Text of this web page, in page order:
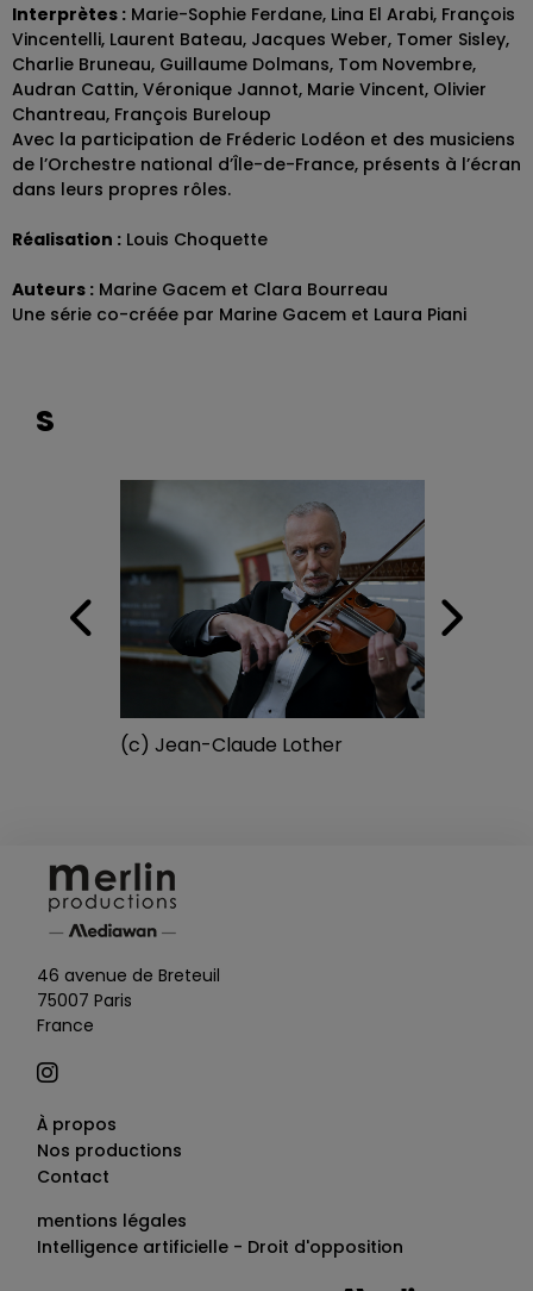
Interprètes : Marie-Sophie Ferdane, Lina El Arabi, François
Vincentelli, Laurent Bateau, Jacques Weber, Tomer Sisley,
Charlie Bruneau, Guillaume Dolmans, Tom Novembre,
Audran Cattin, Véronique Jannot, Marie Vincent, Olivier
Chantreau, François Bureloup
Avec la participation de Fréderic Lodéon et des musiciens
de l’Orchestre national d’Île-de-France, présents à l’écran
dans leurs propres rôles.
Réalisation : Louis Choquette
Auteurs : Marine Gacem et Clara Bourreau
Une série co-créée par Marine Gacem et Laura Piani
S
(c) Jean-Claude Lother
46 avenue de Breteuil
75007 Paris
France
À propos
Nos productions
Contact
mentions légales
Intelligence artificielle - Droit d'opposition